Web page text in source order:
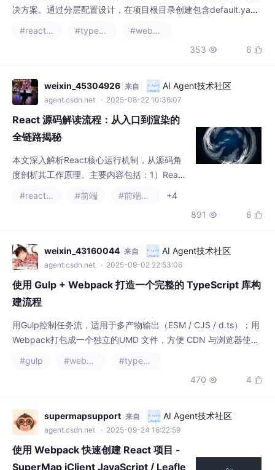
决方案。通过分层配置设计，在项目根目录创建包含default.yam
础配置与各环境特定配置的分离。核心配置加载器通过js-yaml解
析文件并合并配置，Webpack插件将配置注入process.env。生产
353  6 
weixin_45304926 来自 AI Agent技术社区
agent.csdn.net · 2025-08-22 10:36:07
React 源码解读流程：从入口到渲染的
全链路揭秘
本文深入解析React核心运行机制，从源码角
度剖析其工作原理。主要内容包括：1）React
heduler调度等模块；2）启动流程从ReactDO
调度优先级、调和算法和提交阶段；4）Hook
s执行原理及状态更新机制；5）Scheduler的
#前端
+4
891  6 
weixin_43160044 来自 AI Agent技术社区
agent.csdn.net · 2025-09-02 22:53:06
使用 Gulp + Webpack 打造一个完整的 TypeScript 库构
建流程
用Gulp控制任务流，适用于多产物输出（ESM / CJS / d.ts）；用
Webpack打包成一个独立的UMD 文件，方便 CDN 与浏览器使
#gulp
470  4 
supermapsupport 来自 AI Agent技术社区
agent.csdn.net · 2025-09-24 16:22:59
使用 Webpack 快速创建 React 项目 -
SuperMap iClient JavaScript / Leafle